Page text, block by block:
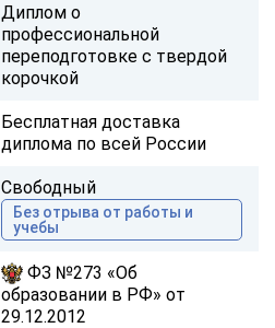
Диплом о
профессиональной
переподготовке с твердой
корочкой
Бесплатная доставка
диплома по всей России
Свободный
Без отрыва от работы и
учебы
ФЗ №273 «Об
образовании в РФ» от
29.12.2012